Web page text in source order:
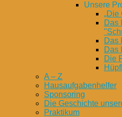
Unsere
„Die
Das
Das
Das
Die
A – Z
Hausaufgabenhelfer
Sponsoring
Die Geschichte
Praktikum